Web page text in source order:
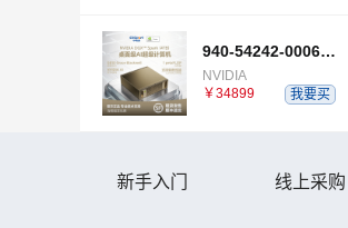
940-54242-0006-000
NVIDIA
￥34899
我要买
新手入门 线上采购